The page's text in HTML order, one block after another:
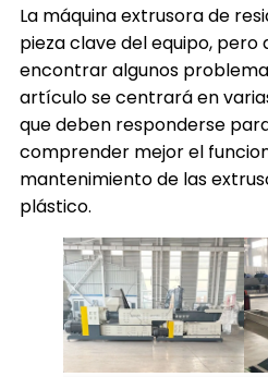
La máquina extrusora de
pieza clave del equipo, pero
encontrar algunos
artículo se centrará en
que deben responderse
comprender mejor el
mantenimiento de las
plástico.